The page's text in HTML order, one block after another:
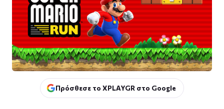
Πρόσθεσε το XPLAYGR στο Google